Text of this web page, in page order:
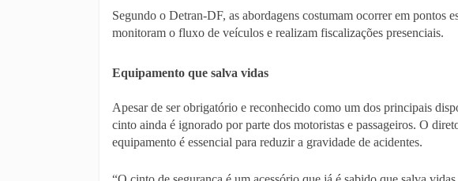
Segundo o Detran-DF, as abordagens costumam ocorrer em pontos
monitoram o fluxo de veículos e realizam fiscalizações presenciais.
Equipamento que salva vidas
Apesar de ser obrigatório e reconhecido como um dos principais
cinto ainda é ignorado por parte dos motoristas e passageiros. O
equipamento é essencial para reduzir a gravidade de acidentes.